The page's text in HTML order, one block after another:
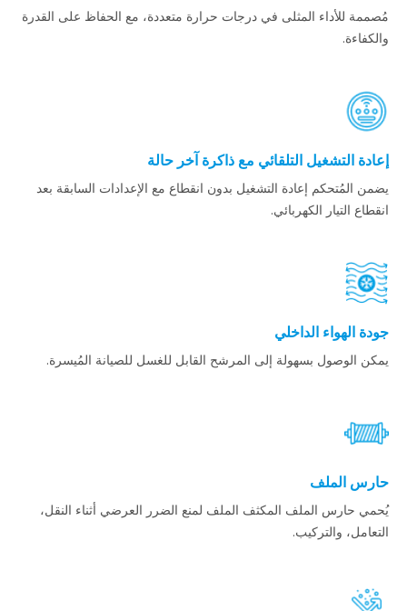
مُصممة للأداء المثلى في درجات حرارة متعددة، مع الحفاظ على القدرة
والكفاءة.
إعادة التشغيل التلقائي مع ذاكرة آخر حالة
يضمن المُتحكم إعادة التشغيل بدون انقطاع مع الإعدادات السابقة بعد
انقطاع التيار الكهربائي.
جودة الهواء الداخلي
يمكن الوصول بسهولة إلى المرشح القابل للغسل للصيانة المُيسرة.
حارس الملف
يُحمي حارس الملف المكثف الملف لمنع الضرر العرضي أثناء النقل،
التعامل، والتركيب.